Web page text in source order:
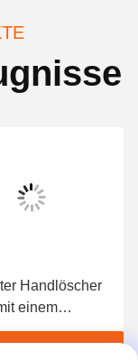
Handlöscher
einem
von 4 kg und